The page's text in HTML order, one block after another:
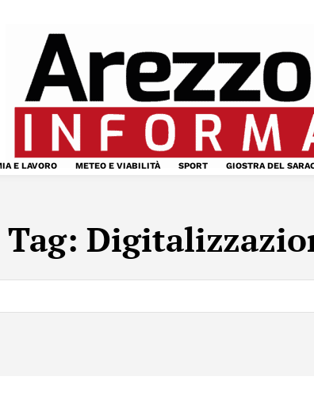
E LAVORO METEO E VIABILITÀ SPORT GIOSTRA DEL
Tag: